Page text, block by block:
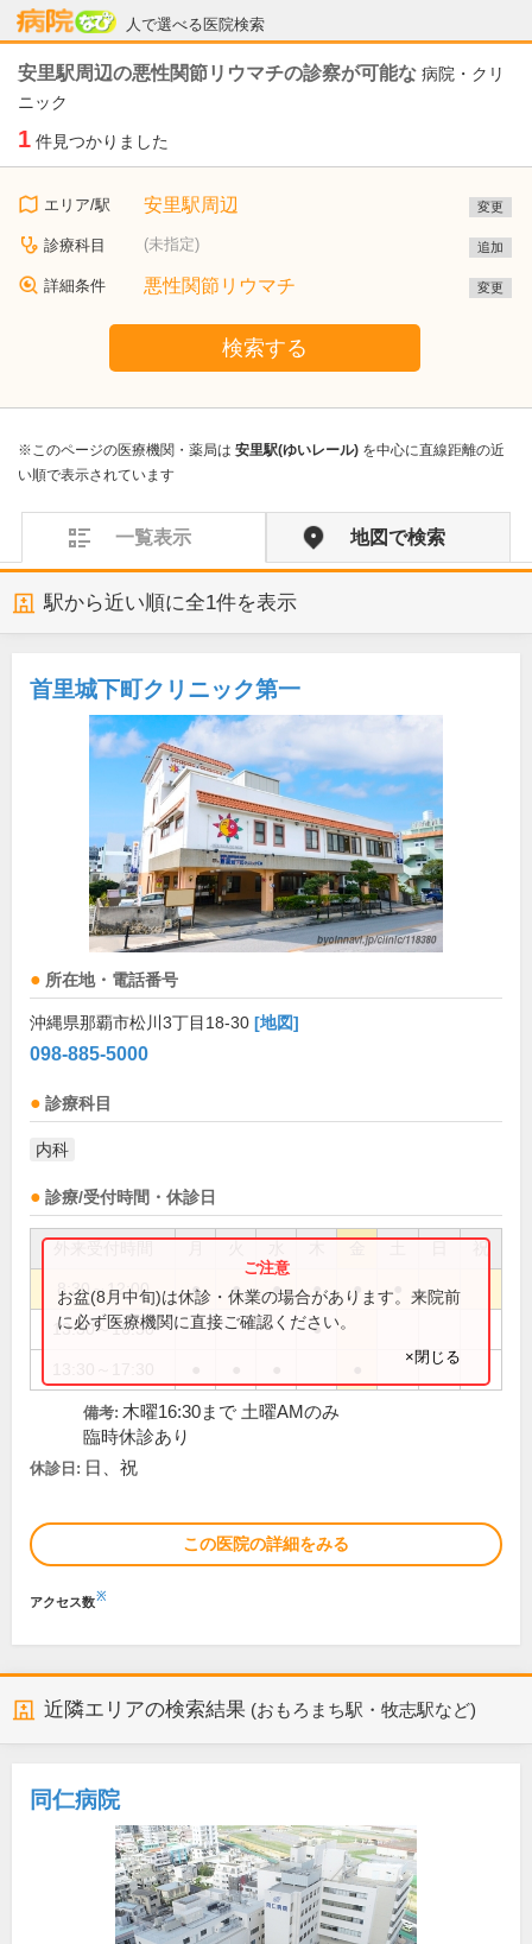
人で選べる医院検索
病院なび
安里駅周辺の悪性関節リウマチの診察が可能な 病院・クリ
ニック
1 件見つかりました
エリア/駅 安里駅周辺 変更
診療科目 (未指定) 追加
詳細条件 悪性関節リウマチ 変更
検索する
※このページの医療機関・薬局は 安里駅(ゆいレール) を中心に直線距離の近
い順で表示されています
一覧表示 地図で検索
駅から近い順に全1件を表示
首里城下町クリニック第一
所在地・電話番号
沖縄県那覇市松川3丁目18-30 [地図]
098-885-5000
診療科目
内科
診療/受付時間・休診日
祝
8:30～12:00 ● ● ● ● ●
13:30～16:30 ●
お盆(8月中旬)は休診・休業の場合があります。来院前
に必ず医療機関に直接ご確認ください。
×閉じる
備考: 木曜16:30まで 土曜AMのみ
臨時休診あり
休診日: 日、祝
この医院の詳細をみる
アクセス数※
近隣エリアの検索結果 (おもろまち駅・牧志駅など)
同仁病院